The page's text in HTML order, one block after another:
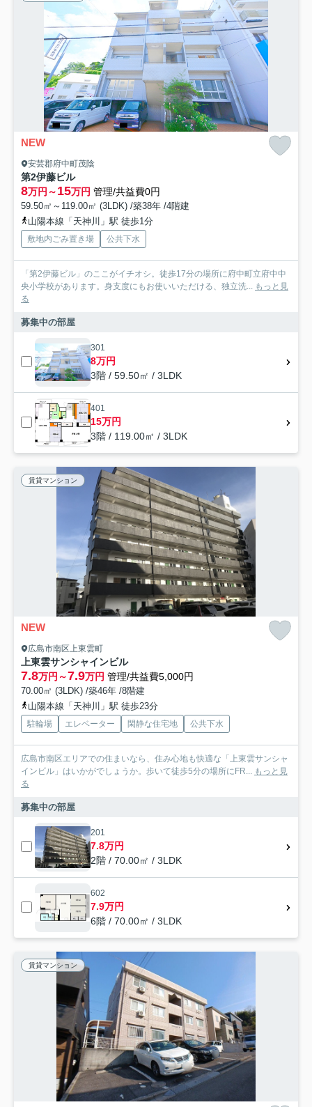
NEW
安芸郡府中町茂陰
第2伊藤ビル
8万円～15万円 管理/共益費0円
59.50㎡～119.00㎡ (3LDK) /築38年 /4階建
山陽本線「天神川」駅 徒歩1分
敷地内ごみ置き場 公共下水
「第2伊藤ビル」のここがイチオシ。徒歩17分の場所に府中町立府中中
央小学校があります。身支度にもお使いいただける、独立洗...
もっと見
る
募集中の部屋
301
8万円
3階 / 59.50㎡ / 3LDK
401
15万円
3階 / 119.00㎡ / 3LDK
賃貸マンション
NEW
広島市南区上東雲町
上東雲サンシャインビル
7.8万円～7.9万円 管理/共益費5,000円
70.00㎡ (3LDK) /築46年 /8階建
山陽本線「天神川」駅 徒歩23分
駐輪場 エレベーター 閑静な住宅地 公共下水
広島市南区エリアでの住まいなら、住み心地も快適な「上東雲サンシャ
インビル」はいかがでしょうか。歩いて徒歩5分の場所にFR... もっと見
る
募集中の部屋
201
7.8万円
2階 / 70.00㎡ / 3LDK
602
7.9万円
6階 / 70.00㎡ / 3LDK
賃貸マンション